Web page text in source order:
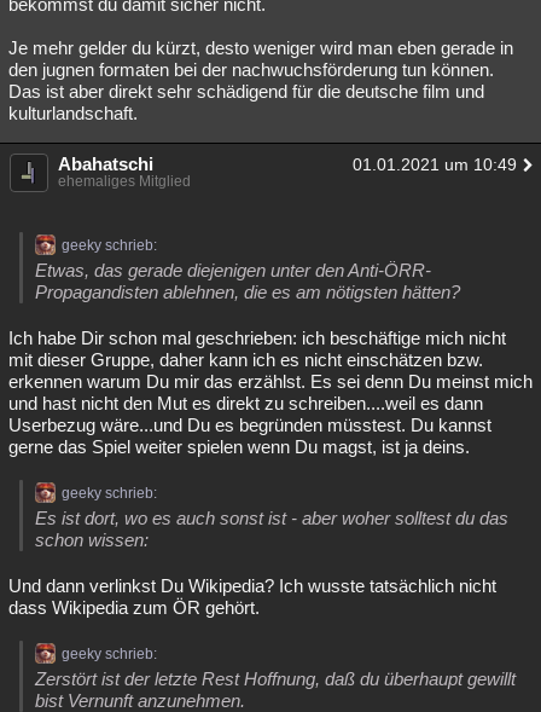
bekommst du damit sicher nicht.
Je mehr gelder du kürzt, desto weniger wird man eben gerade in
den jugnen formaten bei der nachwuchsförderung tun können.
Das ist aber direkt sehr schädigend für die deutsche film und
kulturlandschaft.
Abahatschi 01.01.2021 um 10:49
ehemaliges Mitglied
geeky schrieb:
Etwas, das gerade diejenigen unter den Anti-ÖRR-
Propagandisten ablehnen, die es am nötigsten hätten?
Ich habe Dir schon mal geschrieben: ich beschäftige mich nicht
mit dieser Gruppe, daher kann ich es nicht einschätzen bzw.
erkennen warum Du mir das erzählst. Es sei denn Du meinst mich
und hast nicht den Mut es direkt zu schreiben....weil es dann
Userbezug wäre...und Du es begründen müsstest. Du kannst
gerne das Spiel weiter spielen wenn Du magst, ist ja deins.
geeky schrieb:
Es ist dort, wo es auch sonst ist - aber woher solltest du das
schon wissen:
Und dann verlinkst Du Wikipedia? Ich wusste tatsächlich nicht
dass Wikipedia zum ÖR gehört.
geeky schrieb:
Zerstört ist der letzte Rest Hoffnung, daß du überhaupt gewillt
bist Vernunft anzunehmen.